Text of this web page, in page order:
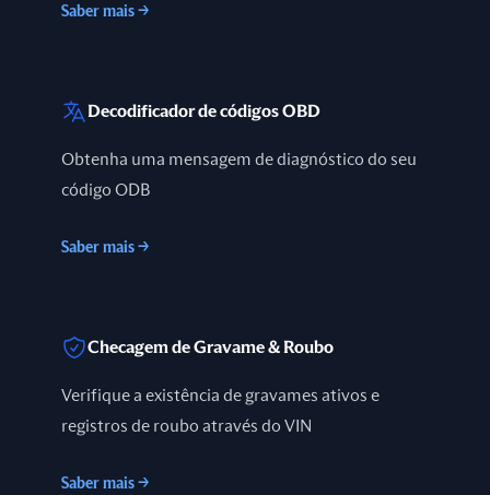
Saber mais →
Decodificador de códigos OBD
Obtenha uma mensagem de diagnóstico do seu
código ODB
Saber mais →
Checagem de Gravame & Roubo
Verifique a existência de gravames ativos e
registros de roubo através do VIN
Saber mais →